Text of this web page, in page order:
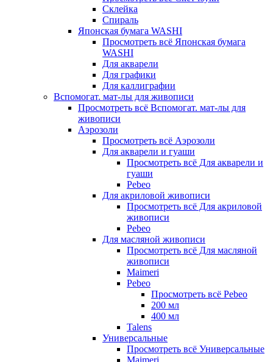
Склейка
Спираль
Японская бумага WASHI
Просмотреть всё Японская бумага
WASHI
Для акварели
Для графики
Для каллиграфии
Вспомогат. мат-лы для живописи
Просмотреть всё Вспомогат. мат-лы для
живописи
Аэрозоли
Просмотреть всё Аэрозоли
Для акварели и гуаши
Просмотреть всё Для акварели и
гуаши
Pebeo
Для акриловой живописи
Просмотреть всё Для акриловой
живописи
Pebeo
Для масляной живописи
Просмотреть всё Для масляной
живописи
Maimeri
Pebeo
Просмотреть всё Pebeo
200 мл
400 мл
Talens
Универсальные
Просмотреть всё Универсальные
Maimeri